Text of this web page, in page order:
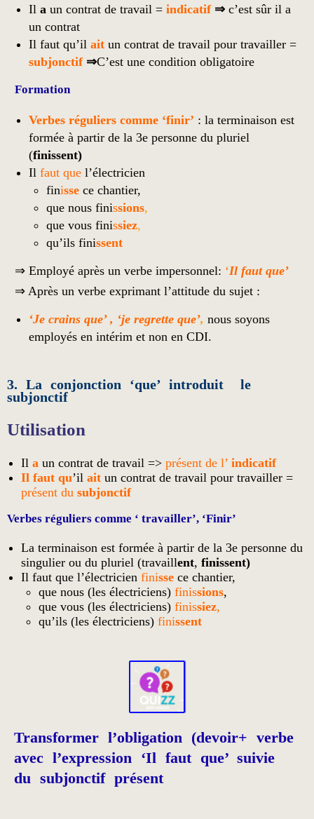
Il a un contrat de travail = indicatif⇒ c’est sûr il a
un contrat
Il faut qu’il ait un contrat de travail pour travailler =
subjonctif⇒C’est une condition obligatoire
Formation
Verbes réguliers comme ‘finir’ : la terminaison est
formée à partir de la 3e personne du pluriel
(finissent)
Il faut que l’électricien
finisse ce chantier,
que nous finissions,
que vous finissiez,
qu’ils finissent
⇒ Employé après un verbe impersonnel: ‘Il faut que’
⇒ Après un verbe exprimant l’attitude du sujet :
‘Je crains que’ , ‘je regrette que’, nous soyons
employés en intérim et non en CDI.
3. La conjonction ‘que’ introduit le
subjonctif
Utilisation
Il a un contrat de travail => présent de l’ indicatif
Il faut qu’il ait un contrat de travail pour travailler =
présent du subjonctif
Verbes réguliers comme ‘ travailler’, ‘Finir’
La terminaison est formée à partir de la 3e personne du
singulier ou du pluriel (travaillent, finissent)
Il faut que l’électricien finisse ce chantier,
que nous (les électriciens) finissions,
que vous (les électriciens) finissiez,
qu’ils (les électriciens) finissent
Transformer l’obligation (devoir+ verbe
avec l’expression ‘Il faut que’ suivie
du subjonctif présent